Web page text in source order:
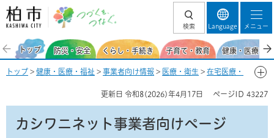
柏市 つづくを、
検索 Language メニュー
トップ 防災・安全 くらし・手続き 子育て・教育 健康・医療・
トップ > 健康・医療・福祉 > 事業者向け情報 > 医療・衛生 > 在宅医療・
更新日 令和8(2026)年4月17日 ページID 43227
カシワニネット事業者向けページ